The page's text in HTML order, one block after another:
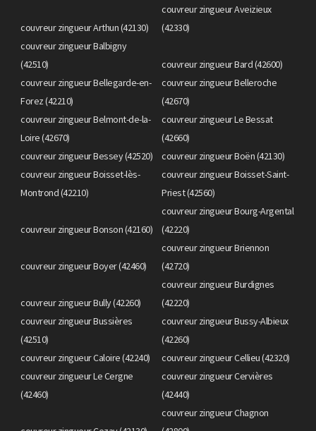
couvreur zingueur Arthun (42130)
couvreur zingueur Aveizieux
(42330)
couvreur zingueur Balbigny
(42510)
couvreur zingueur Bard (42600)
couvreur zingueur Bellegarde-en-
Forez (42210)
couvreur zingueur Belleroche
(42670)
couvreur zingueur Belmont-de-la-
Loire (42670)
couvreur zingueur Le Bessat
(42660)
couvreur zingueur Bessey (42520)
couvreur zingueur Boën (42130)
couvreur zingueur Boisset-lès-
Montrond (42210)
couvreur zingueur Boisset-Saint-
Priest (42560)
couvreur zingueur Bonson (42160)
couvreur zingueur Bourg-Argental
(42220)
couvreur zingueur Boyer (42460)
couvreur zingueur Briennon
(42720)
couvreur zingueur Bully (42260)
couvreur zingueur Burdignes
(42220)
couvreur zingueur Bussières
(42510)
couvreur zingueur Bussy-Albieux
(42260)
couvreur zingueur Caloire (42240)
couvreur zingueur Cellieu (42320)
couvreur zingueur Le Cergne
(42460)
couvreur zingueur Cervières
(42440)
couvreur zingueur Chagnon